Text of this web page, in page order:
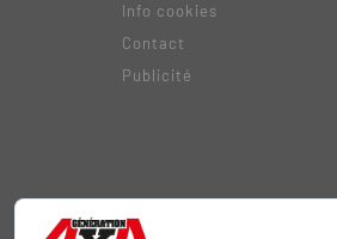
Info cookies
Contact
Publicité